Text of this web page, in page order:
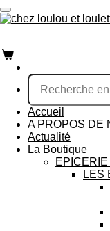
Passer
au
principal
Accueil
A PROPOS DE
Actualité
La Boutique
LES